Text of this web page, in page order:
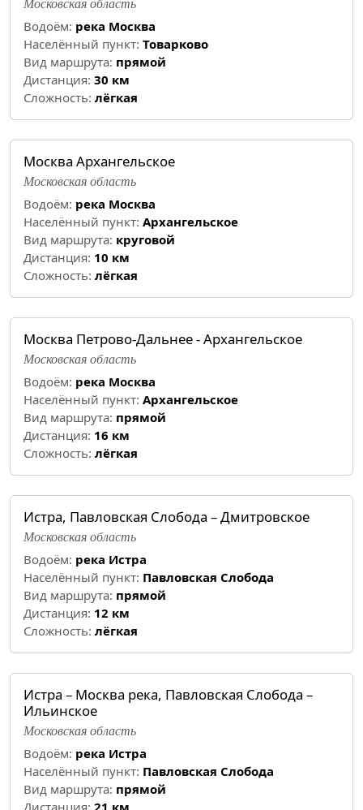
Водоём: река Москва
Населённый пункт: Товарково
Вид маршрута: прямой
Дистанция: 30 км
Cложность: лёгкая
Москва Архангельское
Московская область
Водоём: река Москва
Населённый пункт: Архангельское
Вид маршрута: круговой
Дистанция: 10 км
Cложность: лёгкая
Москва Петрово-Дальнее - Архангельское
Московская область
Водоём: река Москва
Населённый пункт: Архангельское
Вид маршрута: прямой
Дистанция: 16 км
Cложность: лёгкая
Истра, Павловская Слобода – Дмитровское
Московская область
Водоём: река Истра
Населённый пункт: Павловская Слобода
Вид маршрута: прямой
Дистанция: 12 км
Cложность: лёгкая
Истра – Москва река, Павловская Слобода –
Ильинское
Московская область
Водоём: река Истра
Населённый пункт: Павловская Слобода
Вид маршрута: прямой